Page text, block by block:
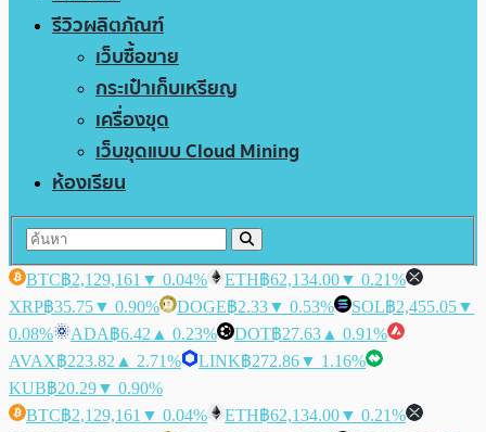
รีวิวผลิตภัณฑ์
เว็บซื้อขาย
กระเป๋าเก็บเหรียญ
เครื่องขุด
เว็บขุดแบบ Cloud Mining
ห้องเรียน
BTC฿2,129,161 ▼ 0.04% ETH฿62,134.00▼ 0.21%
XRP฿35.75▼ 0.90% DOGE฿2.33▼ 0.53% SOL฿2,455.05▼
0.08%
ADA฿6.42 ▲ 0.23% DOT฿27.63 ▲ 0.91%
AVAX฿223.82 ▲ 2.71% LINK฿272.86▼ 1.16%
KUB฿20.29▼ 0.90%
BTC฿2,129,161 ▼ 0.04% ETH฿62,134.00▼ 0.21%